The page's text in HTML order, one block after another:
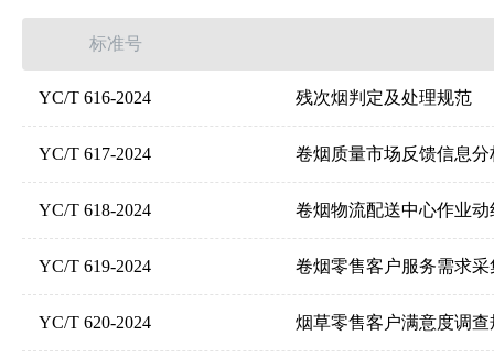
标准号
YC/T 616-2024 残次烟判定及处理规范
YC/T 617-2024 卷烟质量市场反馈信息
YC/T 618-2024 卷烟物流配送中心作业
YC/T 619-2024 卷烟零售客户服务需求
YC/T 620-2024 烟草零售客户满意度调查